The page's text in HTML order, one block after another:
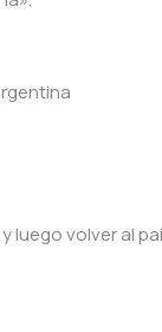
luego volver al